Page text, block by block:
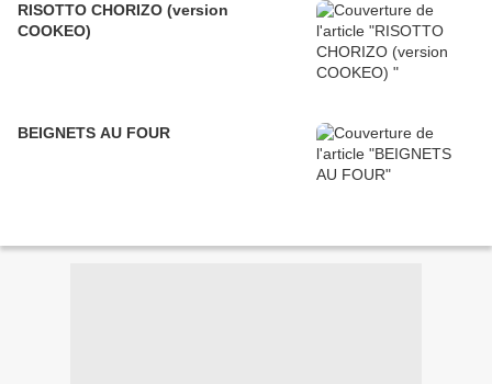
RISOTTO CHORIZO (version
COOKEO)
BEIGNETS AU FOUR